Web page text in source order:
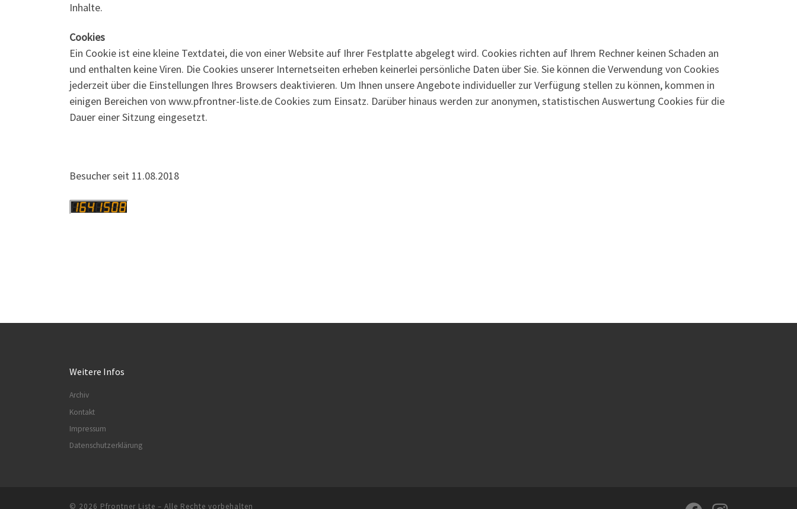
Inhalte.
Cookies
Ein Cookie ist eine kleine Textdatei, die von einer Website auf Ihrer Festplatte abgelegt wird. Cookies richten auf Ihrem Rechner keinen Schaden an
und enthalten keine Viren. Die Cookies unserer Internetseiten erheben keinerlei persönliche Daten über Sie. Sie können die Verwendung von Cookies
jederzeit über die Einstellungen Ihres Browsers deaktivieren. Um Ihnen unsere Angebote individueller zur Verfügung stellen zu können, kommen in
einigen Bereichen von www.pfrontner-liste.de Cookies zum Einsatz. Darüber hinaus werden zur anonymen, statistischen Auswertung Cookies für die
Dauer einer Sitzung eingesetzt.
Besucher seit 11.08.2018
Weitere Infos
Archiv
Kontakt
Impressum
Datenschutzerklärung
© 2026 Pfrontner Liste – Alle Rechte vorbehalten